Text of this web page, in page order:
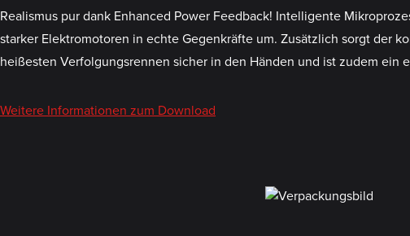
Realismus pur dank Enhanced Power Feedback! Intelligente
starker Elektromotoren in echte Gegenkräfte um. Zusätzlich sorgt der
heißesten Verfolgungsrennen sicher in den Händen und ist zudem ein
Weitere Informationen zum Download